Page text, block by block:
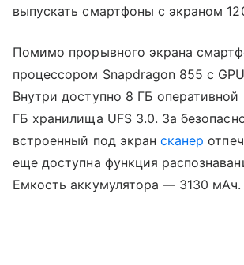
выпускать смартфоны с экраном
Помимо прорывного экрана
процессором Snapdragon 855 с
Внутри доступно 8 ГБ
ГБ хранилища UFS 3.0. За
встроенный под экрансканер
еще доступна функция
Емкость аккумулятора — 3130 мАч.